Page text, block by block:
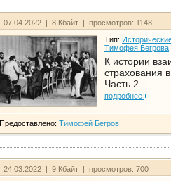
07.04.2022 | 8 Кбайт | просмотров: 1148
Тип:
Тимофея Бегрова
К истории
страхования
Часть 2
подробнее
Предоставлено: Тимофей Бегров
24.03.2022 | 9 Кбайт | просмотров: 700